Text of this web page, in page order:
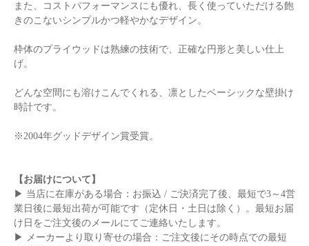
また、コストパフォーマンスにも優れ、長く使っていただける飽
きのこないシンプルかつ軽やかなデザイン。
枠体のプライウッドは熟練の技術で、正確な円形と美しい仕上
げ。
どんな空間にも溶けこんでくれる、凛としたベーシックな壁掛け
時計です。
※2004年グッドデザイン賞受賞。
【お届けについて】
▶︎ 当店に在庫がある場合：お振込 / ご決済完了後、最短で3～4営
業日後に最短出荷が可能です（定休日・土日は除く）。最短お届
け日をご注文後のメールにてご連絡いたします。
▶︎ メーカーより取り寄せの場合：ご注文後にその時点での最短